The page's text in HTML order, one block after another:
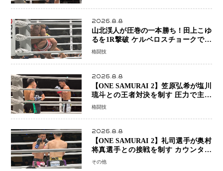
2026.8.8
山北渓人が圧巻の一本勝ち！田上こゆ
るを1R撃破 ケルベロスチョークで存
在感を示す
格闘技
2026.8.8
【ONE SAMURAI 2】笠原弘希が塩川
琉斗との王者対決を制す 圧力で主導
権を握り判定勝利
格闘技
2026.8.8
【ONE SAMURAI 2】礼司選手が奥村
将真選手との接戦を制す カウンター
と正確な打撃で判定勝利
その他